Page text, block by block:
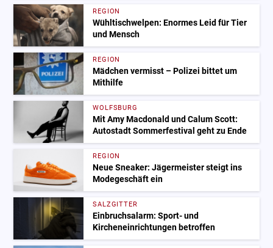
REGION
Wühltischwelpen: Enormes Leid für Tier
und Mensch
REGION
Mädchen vermisst – Polizei bittet um
Mithilfe
WOLFSBURG
Mit Amy Macdonald und Calum Scott:
Autostadt Sommerfestival geht zu Ende
REGION
Neue Sneaker: Jägermeister steigt ins
Modegeschäft ein
SALZGITTER
Einbruchsalarm: Sport- und
Kircheneinrichtungen betroffen